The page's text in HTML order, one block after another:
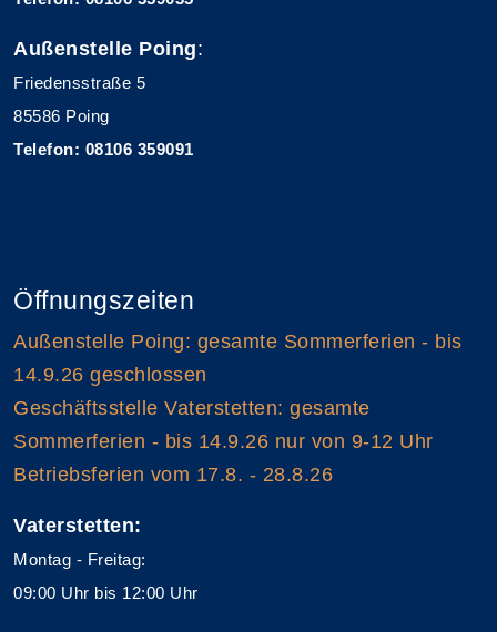
Außenstelle Poing:
Friedensstraße 5
85586 Poing
Telefon: 08106 359091
Öffnungszeiten
Außenstelle Poing: gesamte Sommerferien - bis
14.9.26 geschlossen
Geschäftsstelle Vaterstetten: gesamte
Sommerferien - bis 14.9.26 nur von 9-12 Uhr
Betriebsferien vom 17.8. - 28.8.26
Vaterstetten:
Montag - Freitag:
09:00 Uhr bis 12:00 Uhr